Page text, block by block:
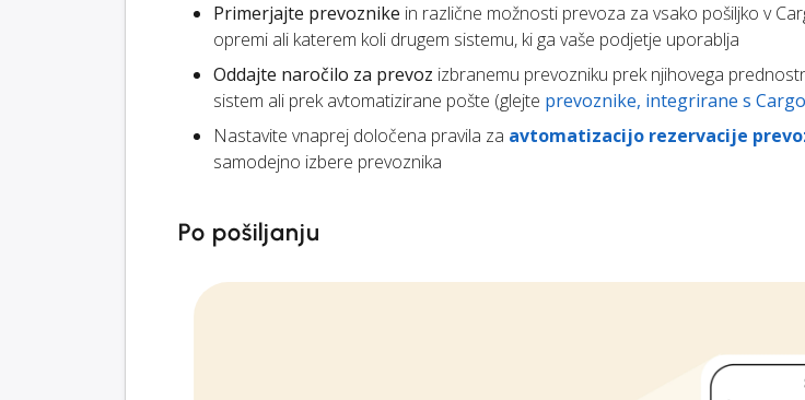
Primerjajte prevoznike in različne možnosti prevoza za vsako pošiljko v
opremi ali katerem koli drugem sistemu, ki ga vaše podjetje uporablja
Oddajte naročilo za prevoz izbranemu prevozniku prek njihovega
sistem ali prek avtomatizirane pošte (glejte prevoznike, integrirane s
Nastavite vnaprej določena pravila za avtomatizacijo rezervacije
samodejno izbere prevoznika
Po pošiljanju